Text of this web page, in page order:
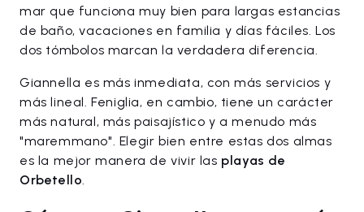
mar que funciona muy bien para largas estancias
de baño, vacaciones en familia y días fáciles. Los
dos tómbolos marcan la verdadera diferencia.
Giannella es más inmediata, con más servicios y
más lineal. Feniglia, en cambio, tiene un carácter
más natural, más paisajístico y a menudo más
"maremmano". Elegir bien entre estas dos almas
es la mejor manera de vivir las playas de
Orbetello.